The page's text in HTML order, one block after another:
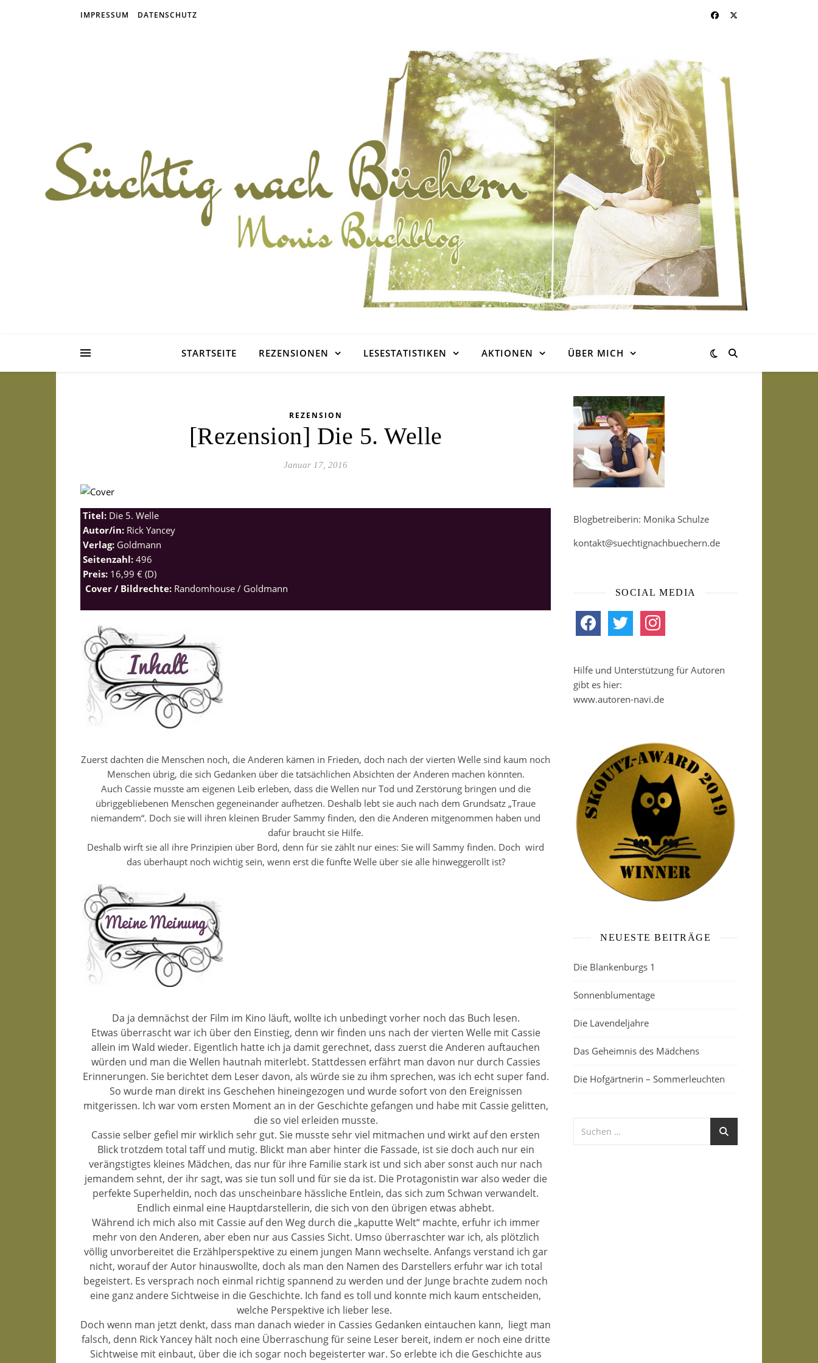
IMPRESSUM DATENSCHUTZ
STARTSEITE REZENSIONEN LESESTATISTIKEN AKTIONEN ÜBER MICH
REZENSION
[Rezension] Die 5. Welle
Januar 17, 2016
Titel: Die 5. Welle
Autor/in: Rick Yancey
Verlag: Goldmann
Seitenzahl: 496
Preis: 16,99 € (D)
Cover / Bildrechte: Randomhouse / Goldmann
Zuerst dachten die Menschen noch, die Anderen kämen in Frieden, doch nach der vierten Welle sind kaum noch
Menschen übrig, die sich Gedanken über die tatsächlichen Absichten der Anderen machen könnten.
Auch Cassie musste am eigenen Leib erleben, dass die Wellen nur Tod und Zerstörung bringen und die
übriggebliebenen Menschen gegeneinander aufhetzen. Deshalb lebt sie auch nach dem Grundsatz „Traue
niemandem“. Doch sie will ihren kleinen Bruder Sammy finden, den die Anderen mitgenommen haben und
dafür braucht sie Hilfe.
Deshalb wirft sie all ihre Prinzipien über Bord, denn für sie zählt nur eines: Sie will Sammy finden. Doch wird
das überhaupt noch wichtig sein, wenn erst die fünfte Welle über sie alle hinweggerollt ist?
Da ja demnächst der Film im Kino läuft, wollte ich unbedingt vorher noch das Buch lesen.
Etwas überrascht war ich über den Einstieg, denn wir finden uns nach der vierten Welle mit Cassie
allein im Wald wieder. Eigentlich hatte ich ja damit gerechnet, dass zuerst die Anderen auftauchen
würden und man die Wellen hautnah miterlebt. Stattdessen erfährt man davon nur durch Cassies
Erinnerungen. Sie berichtet dem Leser davon, als würde sie zu ihm sprechen, was ich echt super fand.
So wurde man direkt ins Geschehen hineingezogen und wurde sofort von den Ereignissen
mitgerissen. Ich war vom ersten Moment an in der Geschichte gefangen und habe mit Cassie gelitten,
die so viel erleiden musste.
Cassie selber gefiel mir wirklich sehr gut. Sie musste sehr viel mitmachen und wirkt auf den ersten
Blick trotzdem total taff und mutig. Blickt man aber hinter die Fassade, ist sie doch auch nur ein
verängstigtes kleines Mädchen, das nur für ihre Familie stark ist und sich aber sonst auch nur nach
jemandem sehnt, der ihr sagt, was sie tun soll und für sie da ist. Die Protagonistin war also weder die
perfekte Superheldin, noch das unscheinbare hässliche Entlein, das sich zum Schwan verwandelt.
Endlich einmal eine Hauptdarstellerin, die sich von den übrigen etwas abhebt.
Während ich mich also mit Cassie auf den Weg durch die „kaputte Welt“ machte, erfuhr ich immer
mehr von den Anderen, aber eben nur aus Cassies Sicht. Umso überraschter war ich, als plötzlich
völlig unvorbereitet die Erzählperspektive zu einem jungen Mann wechselte. Anfangs verstand ich gar
nicht, worauf der Autor hinauswollte, doch als man den Namen des Darstellers erfuhr war ich total
begeistert. Es versprach noch einmal richtig spannend zu werden und der Junge brachte zudem noch
eine ganz andere Sichtweise in die Geschichte. Ich fand es toll und konnte mich kaum entscheiden,
welche Perspektive ich lieber lese.
Doch wenn man jetzt denkt, dass man danach wieder in Cassies Gedanken eintauchen kann, liegt man
falsch, denn Rick Yancey hält noch eine Überraschung für seine Leser bereit, indem er noch eine dritte
Sichtweise mit einbaut, über die ich sogar noch begeisterter war. So erlebte ich die Geschichte aus
Blogbetreiberin: Monika Schulze
kontakt@suechtignachbuechern.de
SOCIAL MEDIA
facebook twitter instagram
Hilfe und Unterstützung für Autoren
gibt es hier:
www.autoren-navi.de
NEUESTE BEITRÄGE
Die Blankenburgs 1
Sonnenblumentage
Die Lavendeljahre
Das Geheimnis des Mädchens
Die Hofgärtnerin – Sommerleuchten